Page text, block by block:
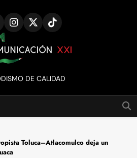
XXI
DE CALIDAD
Toluca–Atlacomulco deja un